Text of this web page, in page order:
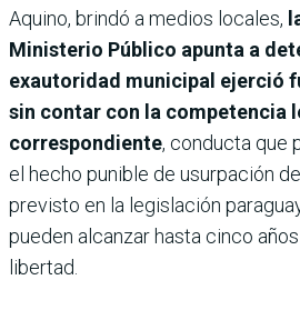
Aquino, brindó a medios locales,
Ministerio Público apunta a
exautoridad municipal ejerció
sin contar con la competencia
correspondiente, conducta que
el hecho punible de usurpación
previsto en la legislación
pueden alcanzar hasta cinco
libertad.